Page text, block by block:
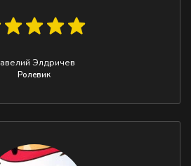
Элдричев
Ролевик